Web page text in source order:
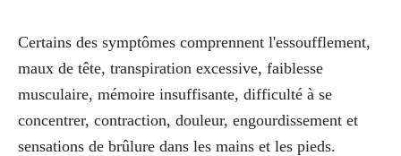
Certains des symptômes comprennent l'essoufflement,
maux de tête, transpiration excessive, faiblesse
musculaire, mémoire insuffisante, difficulté à se
concentrer, contraction, douleur, engourdissement et
sensations de brûlure dans les mains et les pieds.